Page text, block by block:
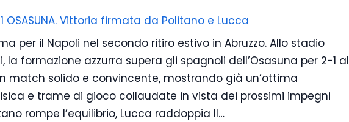
OSASUNA. Vittoria firmata da Politano e Lucca
per il Napoli nel secondo ritiro estivo in Abruzzo. Allo stadio
la formazione azzurra supera gli spagnoli dell’Osasuna per 2-1 al
match solido e convincente, mostrando già un’ottima
e trame di gioco collaudate in vista dei prossimi impegni
rompe l’equilibrio, Lucca raddoppia Il…